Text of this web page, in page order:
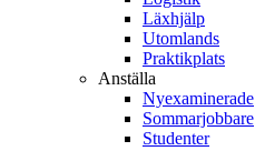
Läxhjälp
Utomlands
Praktikplats
Anställa
Nyexaminerade
Sommarjobbare
Studenter